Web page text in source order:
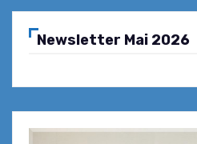
Newsletter Mai 2026